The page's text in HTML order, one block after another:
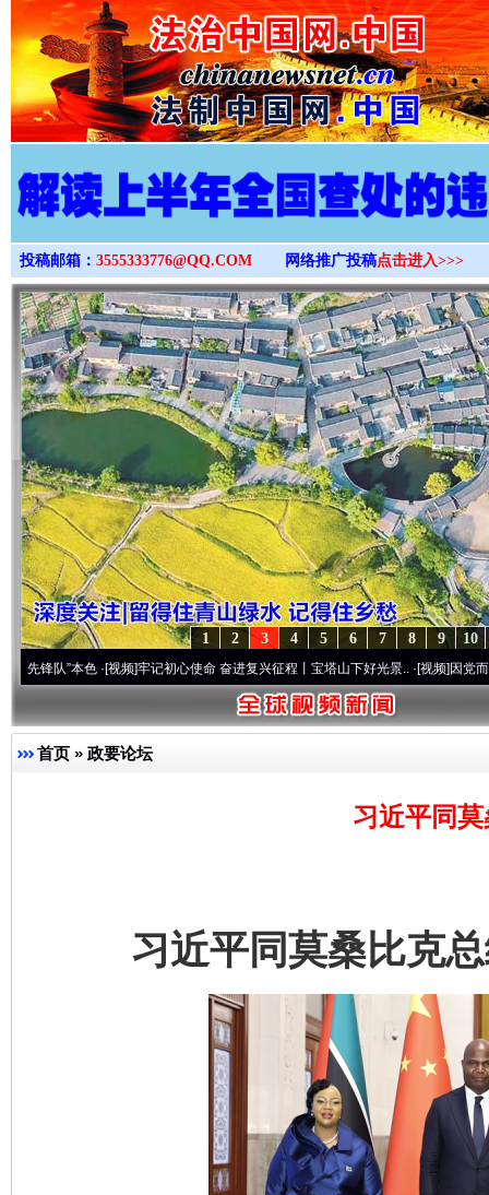
>
投稿邮箱： 3555333776@QQ.COM 网络推广投稿点击进入>>>
10
9
8
7
6
5
4
3
2
1
·[视频]牢记初心使命 奋进复兴征程丨宝塔山下好光景..·[视频]因党而生 为党而战
首页 » 政要论坛
习近平同
习近平同莫桑比克总